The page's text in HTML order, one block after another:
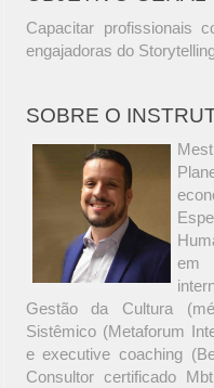
Capacitar profissionais
engajadoras do
SOBRE O
em
Gestão da Cultura
Sistêmico (Metaforum
e executive coaching
Consultor certificado